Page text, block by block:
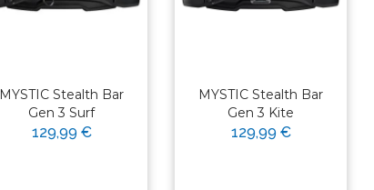
MYSTIC Stealth Bar
Gen 3 Surf
129,99 €
MYSTIC Stealth Bar
Gen 3 Kite
129,99 €